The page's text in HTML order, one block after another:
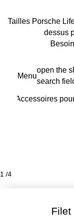
Tailles Porsche
dessus
principal
Menu
open the
search
Accessoires
1 /4
Filet